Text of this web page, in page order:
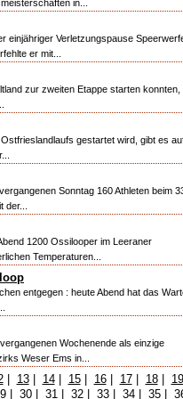
in...
einjähriger Verletzungspause
er mit...
zur zweiten Etappe starten konnten,
gestartet wird, gibt es
Sonntag 160 Athleten beim
1200 Ossilooper im Leeraner
Temperaturen...
entgegen : heute Abend hat das
Wochenende als einzige
Weser Ems in...
| 13| 14| 15| 16| 17| 18| 19
| 30| 31| 32| 33| 34| 35|